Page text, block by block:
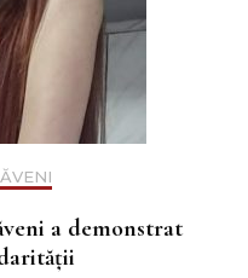
a demonstrat